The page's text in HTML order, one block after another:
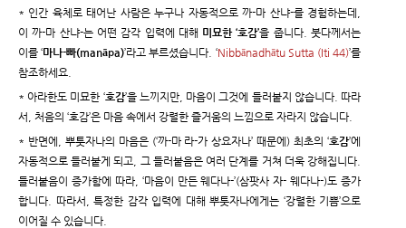
* 인간 육체로 태어난 사람은 누구나 자동적으로 까-마 산냐-를 경험하는데,
이 까-마 산냐-는 어떤 감각 입력에 대해 미묘한 ‘호감’을 줍니다. 붓다께서는
이를 ‘마나-빠(manāpa)’라고 부르셨습니다. ‘Nibbānadhātu Sutta (Iti 44)’를
참조하세요.
* 아라한도 미묘한 ‘호감’을 느끼지만, 마음이 그것에 들러붙지 않습니다. 따라
서, 처음의 ‘호감’은 마음 속에서 강렬한 즐거움의 느낌으로 자라지 않습니다.
* 반면에, 뿌툿자나의 마음은 (‘까-마 라-가 상요자나’ 때문에) 최초의 ‘호감’에
자동적으로 들러붙게 되고, 그 들러붙음은 여러 단계를 거쳐 더욱 강해집니다.
들러붙음이 증가함에 따라, ‘마음이 만든 웨다나-’(삼팟사 자- 웨다나-)도 증가
합니다. 따라서, 특정한 감각 입력에 대해 뿌툿자나에게는 ‘강렬한 기쁨’으로
이어질 수 있습니다.